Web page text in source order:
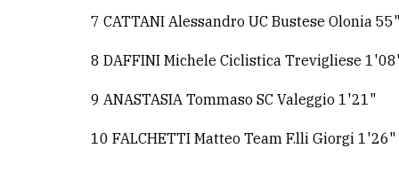
7 CATTANI Alessandro UC Bustese Olonia 55"
8 DAFFINI Michele Ciclistica Trevigliese
9 ANASTASIA Tommaso SC Valeggio 1'21"
10 FALCHETTI Matteo Team F.lli Giorgi 1'26"